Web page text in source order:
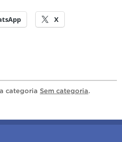
X
categoria Sem categoria.